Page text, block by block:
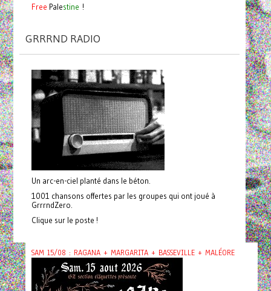
Free Palestine !
GRRRND RADIO
Un arc-en-ciel planté dans le béton.
1001 chansons offertes par les groupes qui ont joué à
GrrrndZero.
Clique sur le poste !
SAM 15/08 : RAGANA + MARGARITA + BASSEVILLE + MALÉORE